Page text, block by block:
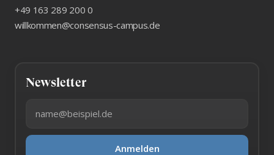
+49 163 289 200 0
willkommen@consensus-campus.de
Newsletter
Anmelden